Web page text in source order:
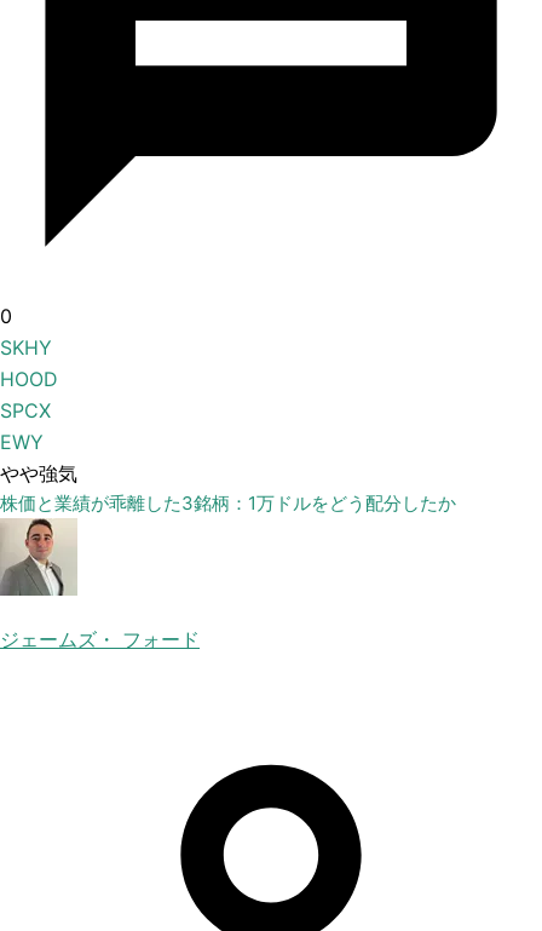
0
SKHY
HOOD
SPCX
EWY
やや強気
株価と業績が乖離した3銘柄：1万ドルをどう配分したか
ジェームズ・ フォード